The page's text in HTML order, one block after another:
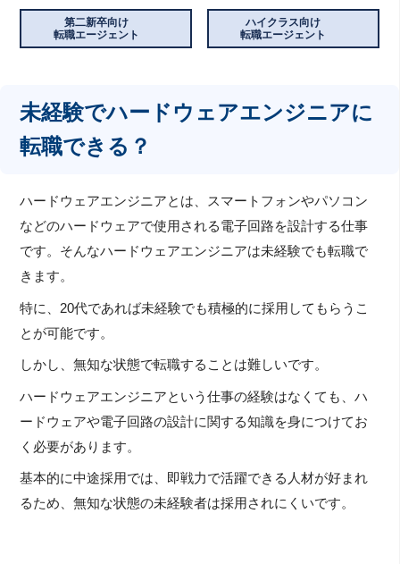
第二新卒向け
転職エージェント
ハイクラス向け
転職エージェント
未経験でハードウェアエンジニアに
転職できる？
ハードウェアエンジニアとは、スマートフォンやパソコン
などのハードウェアで使用される電子回路を設計する仕事
です。そんなハードウェアエンジニアは未経験でも転職で
きます。
特に、20代であれば未経験でも積極的に採用してもらうこ
とが可能です。
しかし、無知な状態で転職することは難しいです。
ハードウェアエンジニアという仕事の経験はなくても、ハ
ードウェアや電子回路の設計に関する知識を身につけてお
く必要があります。
基本的に中途採用では、即戦力で活躍できる人材が好まれ
るため、無知な状態の未経験者は採用されにくいです。